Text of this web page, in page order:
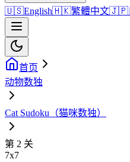
🇺🇸English🇭🇰繁體中文🇯🇵
首页
动物数独
Cat Sudoku（猫咪数独）
第 2 关
7x7